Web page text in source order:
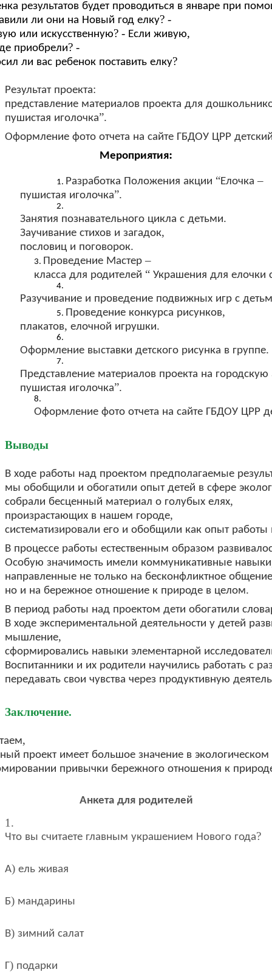
результатов будет проводиться в январе при
ли они на Новый год елку? -
или искусственную? - Если живую,
приобрели? -
ли вас ребенок поставить елку?
Результат проекта:
представление материалов проекта для
пушистая иголочка”.
Оформление фото отчета на сайте ГБДОУ ЦРР
Мероприятия:
Разработка Положения акции “Елочка –
пушистая иголочка”.
Занятия познавательного цикла с детьми.
Заучивание стихов и загадок,
пословиц и поговорок.
Проведение Мастер –
класса для родителей “ Украшения для елочки
Разучивание и проведение подвижных игр с
Проведение конкурса рисунков,
плакатов,елочной игрушки.
Оформление выставки детского рисунка в группе.
Представление материалов проекта на городскую
пушистая иголочка”.
Оформление фото отчета на сайте ГБДОУ ЦРР
Выводы
В ходе работы над проектом предполагаемые
мы обобщили и обогатили опыт детей в сфере
собрали бесценный материал о голубых елях,
произрастающих в нашем городе,
систематизировали его и обобщили как опыт работы
В процессе работы естественным образом
Особую значимость имели коммуникативные навыки
направленные не только на бесконфликтное общение
но и на бережное отношение к природе в целом.
В период работы над проектом дети обогатили
В ходе экспериментальной деятельности у детей
мышление,
сформировались навыки элементарной
Воспитанники и их родители научились работать с
передавать свои чувства через продуктивную
Заключение.
,
проект имеет большое значение в экологическом
привычки бережного отношения к
Анкета для родителей
1.
Что вы считаете главным украшением Нового года?
А) ель живая
Б) мандарины
В) зимний салат
Г) подарки